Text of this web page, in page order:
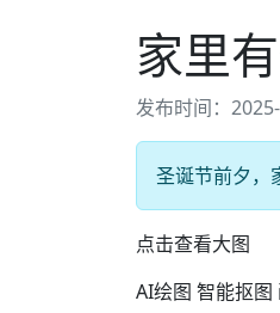
家里
发布时间：
圣诞节前夕，
点击查看大图
AI绘图 智能抠